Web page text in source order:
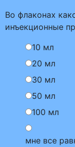
Во флаконах
инъекционные
10 мл
20 мл
30 мл
50 мл
100 мл
мне все